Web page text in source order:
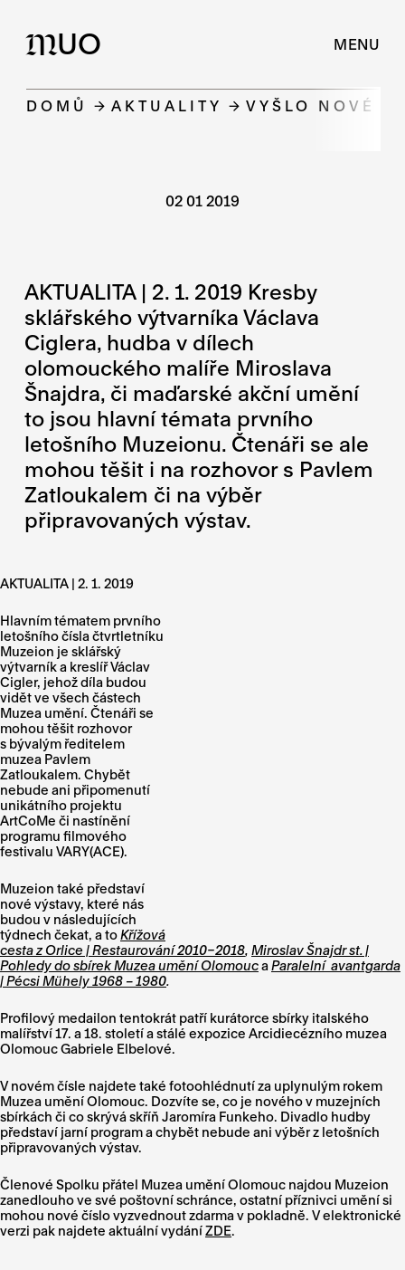
MUO MENU
DOMŮ AKTUALITY VYŠLO NOVÉ
02 01 2019
AKTUALITA | 2. 1. 2019 Kresby
sklářského výtvarníka Václava
Ciglera, hudba v dílech
olomouckého malíře Miroslava
Šnajdra, či maďarské akční umění
to jsou hlavní témata prvního
letošního Muzeionu. Čtenáři se ale
mohou těšit i na rozhovor s Pavlem
Zatloukalem či na výběr
připravovaných výstav.
AKTUALITA | 2. 1. 2019
Hlavním tématem prvního
letošního čísla čtvrtletníku
Muzeion je sklářský
výtvarník a kreslíř Václav
Cigler, jehož díla budou
vidět ve všech částech
Muzea umění. Čtenáři se
mohou těšit rozhovor
s bývalým ředitelem
muzea Pavlem
Zatloukalem. Chybět
nebude ani připomenutí
unikátního projektu
ArtCoMe či nastínění
programu filmového
festivalu VARY(ACE).
Muzeion také představí
nové výstavy, které nás
budou v následujících
týdnech čekat, a toKřížová
cesta z Orlice | Restaurování 2010–2018, Miroslav Šnajdr st. |
Pohledy do sbírek Muzea umění Olomouca Paralelní avantgarda
| Pécsi Mühely 1968 – 1980.
Profilový medailon tentokrát patří kurátorce sbírky italského
malířství 17. a 18. století a stálé expozice Arcidiecézního muzea
Olomouc Gabriele Elbelové.
V novém čísle najdete také fotoohlédnutí za uplynulým rokem
Muzea umění Olomouc. Dozvíte se, co je nového v muzejních
sbírkách či co skrývá skříň Jaromíra Funkeho. Divadlo hudby
představí jarní program a chybět nebude ani výběr z letošních
připravovaných výstav.
Členové Spolku přátel Muzea umění Olomouc najdou Muzeion
zanedlouho ve své poštovní schránce, ostatní příznivci umění si
mohou nové číslo vyzvednout zdarma v pokladně. V elektronické
verzi pak najdete aktuální vydáníZDE.